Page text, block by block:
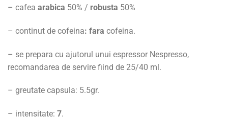
– cafea arabica 50% / robusta 50%
– continut de cofeina: fara cofeina.
– se prepara cu ajutorul unui espressor Nespresso,
recomandarea de servire fiind de 25/40 ml.
– greutate capsula: 5.5gr.
– intensitate: 7.